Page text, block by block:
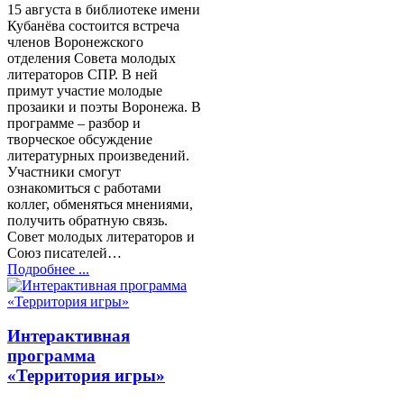
15 августа в библиотеке имени
Кубанёва состоится встреча
членов Воронежского
отделения Совета молодых
литераторов СПР. В ней
примут участие молодые
прозаики и поэты Воронежа. В
программе – разбор и
творческое обсуждение
литературных произведений.
Участники смогут
ознакомиться с работами
коллег, обменяться мнениями,
получить обратную связь.
Совет молодых литераторов и
Союз писателей…
Подробнее ...
Интерактивная
программа
«Территория игры»